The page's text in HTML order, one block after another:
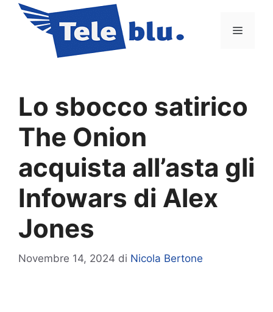
contenuto
Menu
Lo sbocco satirico
The Onion
acquista all’asta gli
Infowars di Alex
Jones
Novembre 14, 2024 di Nicola Bertone